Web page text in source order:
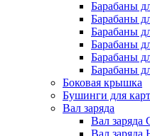
Барабаны
Барабаны
Барабаны
Барабаны
Барабаны
Барабаны
Боковая крышка
Бушинги для
Вал заряда
Вал заряда